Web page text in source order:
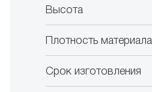
Высота
Плотность материала
Срок изготовления